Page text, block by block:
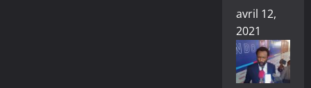
avril 12,
2021